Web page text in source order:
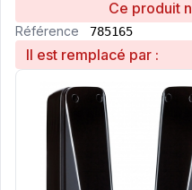
Ce produit
Référence 785165
Il est remplacé par :